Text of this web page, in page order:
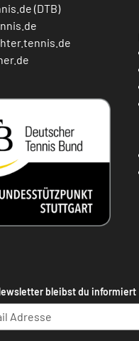
(DTB)
bleibst du informiert